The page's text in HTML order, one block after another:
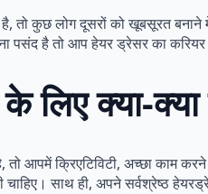
तो कुछ लोग दूसरों को खूबसूरत
पसंद है तो आप हेयर ड्रेसर का
क्या-क्या
आपमें क्रिएटिविटी, अच्छा काम
चाहिए। साथ ही, अपने सर्वश्रेष्ठ